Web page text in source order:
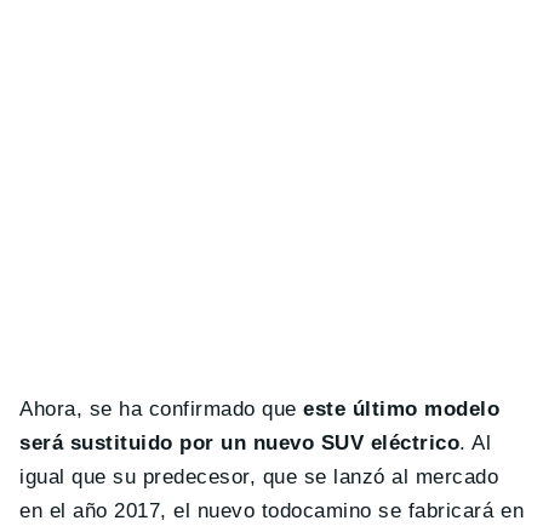
Ahora, se ha confirmado queeste último modelo
será sustituido por un nuevo SUV eléctrico. Al
igual que su predecesor, que se lanzó al mercado
en el año 2017, el nuevo todocamino se fabricará en